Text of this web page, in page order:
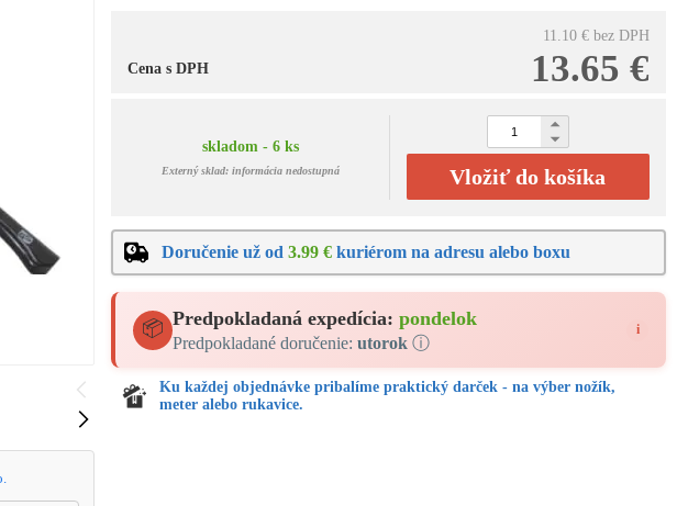
11.10 € bez DPH
13.65 €
Cena s DPH
skladom - 6 ks
Externý sklad: informácia nedostupná Vložiť do košíka
Doručenie už od3.99 € kuriérom na adresu alebo boxu
📦 Predpokladaná expedícia:pondelok
Predpokladané doručenie:utorok ⓘ
i
Ku každej objednávke pribalíme praktický darček - na výber nožík,
meter alebo rukavice.